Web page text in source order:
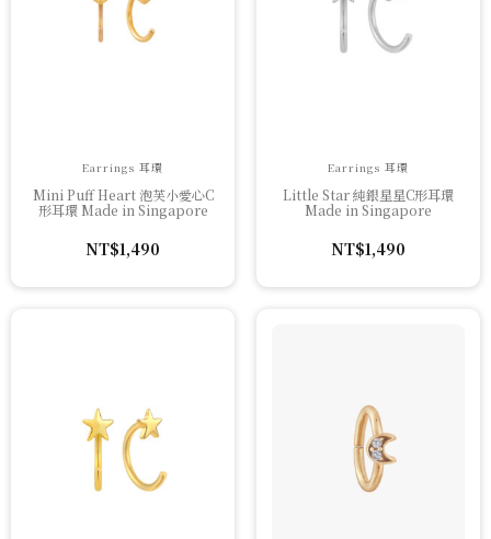
Earrings 耳環
Mini Puff Heart 泡芙小愛心C
形耳環 Made in Singapore
NT$1,490
Earrings 耳環
Little Star 純銀星星C形耳環
Made in Singapore
NT$1,490